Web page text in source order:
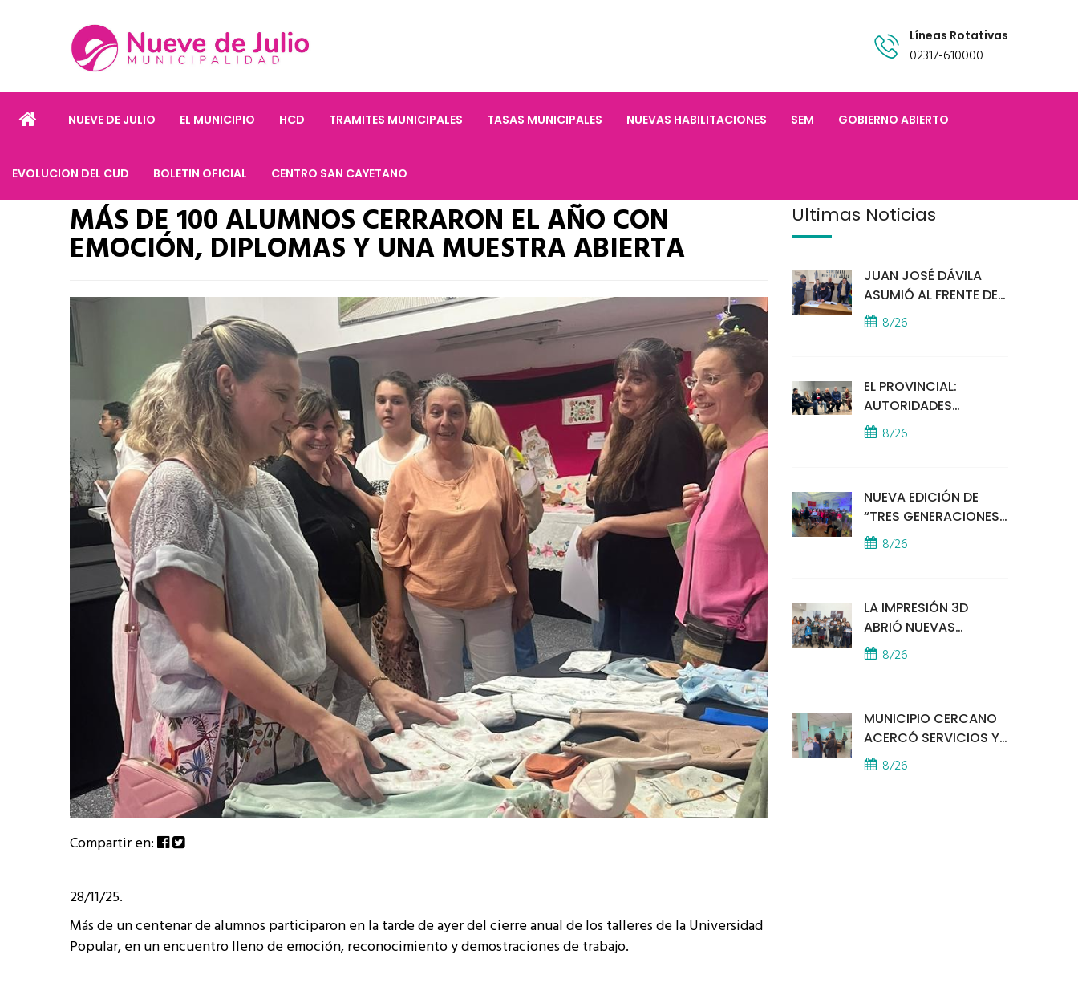
Líneas Rotativas
02317-610000
NUEVE DE JULIO EL MUNICIPIO HCD TRAMITES MUNICIPALES TASAS MUNICIPALES NUEVAS HABILITACIONES SEM GOBIERNO ABIERTO
EVOLUCION DEL CUD BOLETIN OFICIAL CENTRO SAN CAYETANO
MÁS DE 100 ALUMNOS CERRARON EL AÑO CON
EMOCIÓN, DIPLOMAS Y UNA MUESTRA ABIERTA
Compartir en:
28/11/25.
Más de un centenar de alumnos participaron en la tarde de ayer del cierre anual de los talleres de la Universidad
Popular, en un encuentro lleno de emoción, reconocimiento y demostraciones de trabajo.
Últimas Noticias
JUAN JOSÉ DÁVILA
ASUMIÓ AL FRENTE DE
LA POLICÍA COMUNAL
8/26
EL PROVINCIAL:
AUTORIDADES
MUNICIPALES
MANTUVIERON UN
SEGURIDAD
8/26
NUEVA EDICIÓN DE
“TRES GENERACIONES
CANTAN”
8/26
LA IMPRESIÓN 3D
ABRIÓ NUEVAS
PUERTAS AL
APRENDIZAJE Y LA
8/26
MUNICIPIO CERCANO
ACERCÓ SERVICIOS Y
ATENCIÓN A LOS
VECINOS EL
8/26